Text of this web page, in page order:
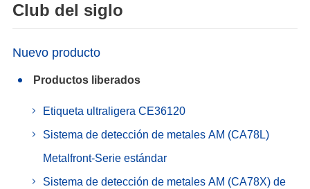
Club del siglo
Nuevo producto
Productos liberados
Etiqueta ultraligera CE36120
Sistema de detección de metales AM (CA78L)
Metalfront-Serie estándar
Sistema de detección de metales AM (CA78X) de